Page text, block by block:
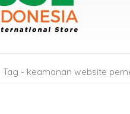
Tag - keamanan website